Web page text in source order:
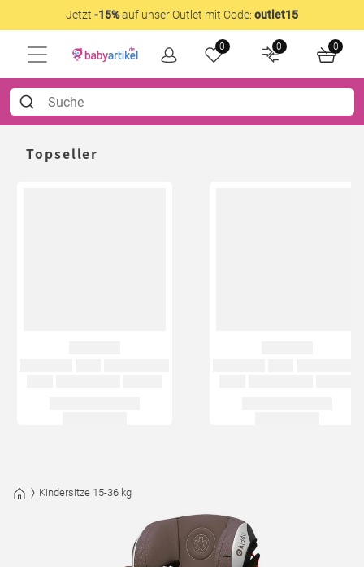
Jetzt -15%auf unser Outlet mit Code: outlet15
0 0 0
Topseller
Kindersitze 15-36 kg